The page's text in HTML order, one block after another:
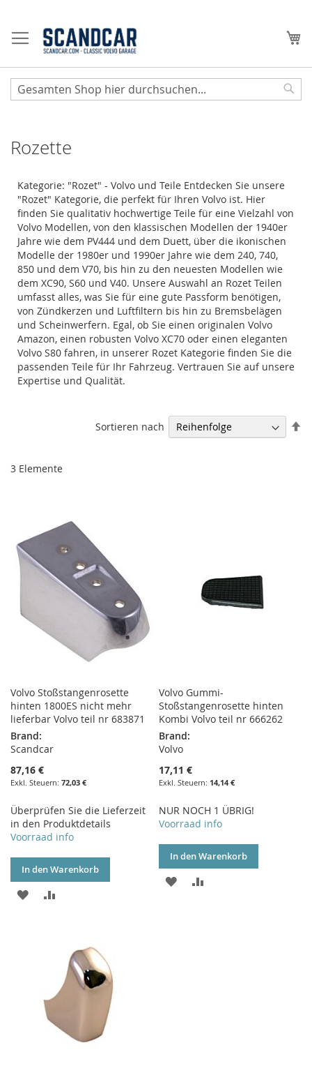
Inhalt
springen
Rozette
Kategorie: "Rozet" - Volvo und Teile Entdecken Sie unsere
"Rozet" Kategorie, die perfekt für Ihren Volvo ist. Hier
finden Sie qualitativ hochwertige Teile für eine Vielzahl von
Volvo Modellen, von den klassischen Modellen der 1940er
Jahre wie dem PV444 und dem Duett, über die ikonischen
Modelle der 1980er und 1990er Jahre wie dem 240, 740,
850 und dem V70, bis hin zu den neuesten Modellen wie
dem XC90, S60 und V40. Unsere Auswahl an Rozet Teilen
umfasst alles, was Sie für eine gute Passform benötigen,
von Zündkerzen und Luftfiltern bis hin zu Bremsbelägen
und Scheinwerfern. Egal, ob Sie einen originalen Volvo
Amazon, einen robusten Volvo XC70 oder einen eleganten
Volvo S80 fahren, in unserer Rozet Kategorie finden Sie die
passenden Teile für Ihr Fahrzeug. Vertrauen Sie auf unsere
Expertise und Qualität.
3 Elemente
Sortieren nach
Volvo Stoßstangenrosette
hinten 1800ES nicht mehr
lieferbar Volvo teil nr 683871
Brand:
Scandcar
87,16 €
72,03 €
Überprüfen Sie die Lieferzeit
in den Produktdetails
Voorraad info
In den Warenkorb
ZUR
Volvo Gummi-
Stoßstangenrosette hinten
Kombi Volvo teil nr 666262
Brand:
Volvo
17,11 €
14,14 €
NUR NOCH 1 ÜBRIG!
Voorraad info
In den Warenkorb
ZUR